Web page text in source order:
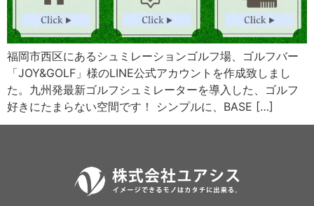
福岡市西区にあるシュミレーションゴルフ場、ゴルフバー
「JOY&GOLF」様のLINE公式アカウントを作成致しまし
た。九州発最新ゴルフシュミレーターを導入した、ゴルフ
好きにたまらない空間です！ シンプルに、BASE […]